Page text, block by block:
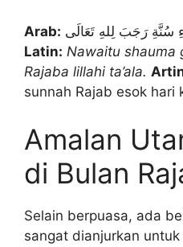
Arab: سُنَّةِ رَجَبَ لِلهِ تَعَالَى
Latin: Nawaitu shauma
Rajaba lillahi ta’ala.
sunnah Rajab esok hari
Amalan
di Bulan
Selain berpuasa, ada
sangat dianjurkan